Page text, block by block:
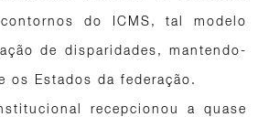
do ICMS, tal modelo
de disparidades, mantendo-
os Estados da federação.
recepcionou a quase